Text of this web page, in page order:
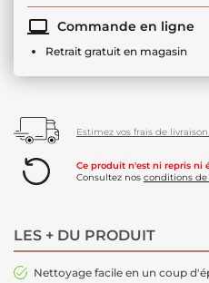
Commande en ligne
Retrait gratuit en magasin
Estimez vos frais de livraison.
Ce produit n'est ni repris ni
Consultez nos conditions de
LES + DU PRODUIT
Nettoyage facile en un coup